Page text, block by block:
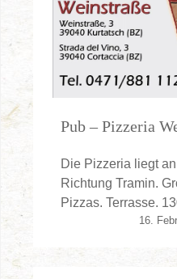
Pub – Pizzeria
Die Pizzeria liegt
Richtung Tramin.
Pizzas. Terrasse.
16.